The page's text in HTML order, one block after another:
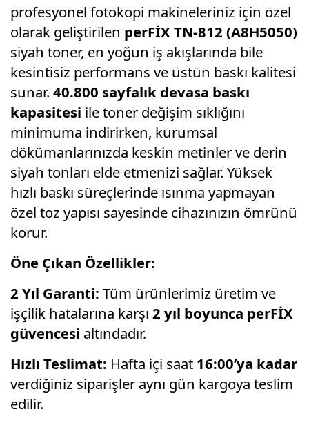
profesyonel fotokopi makineleriniz için özel
olarak geliştirilen perFİX TN-812 (A8H5050)
siyah toner, en yoğun iş akışlarında bile
kesintisiz performans ve üstün baskı kalitesi
sunar. 40.800 sayfalık devasa baskı
kapasitesi ile toner değişim sıklığını
minimuma indirirken, kurumsal
dökümanlarınızda keskin metinler ve derin
siyah tonları elde etmenizi sağlar. Yüksek
hızlı baskı süreçlerinde ısınma yapmayan
özel toz yapısı sayesinde cihazınızın ömrünü
korur.
Öne Çıkan Özellikler:
2 Yıl Garanti: Tüm ürünlerimiz üretim ve
işçilik hatalarına karşı 2 yıl boyunca perFİX
güvencesi altındadır.
Hızlı Teslimat: Hafta içi saat 16:00’ya kadar
verdiğiniz siparişler aynı gün kargoya teslim
edilir.